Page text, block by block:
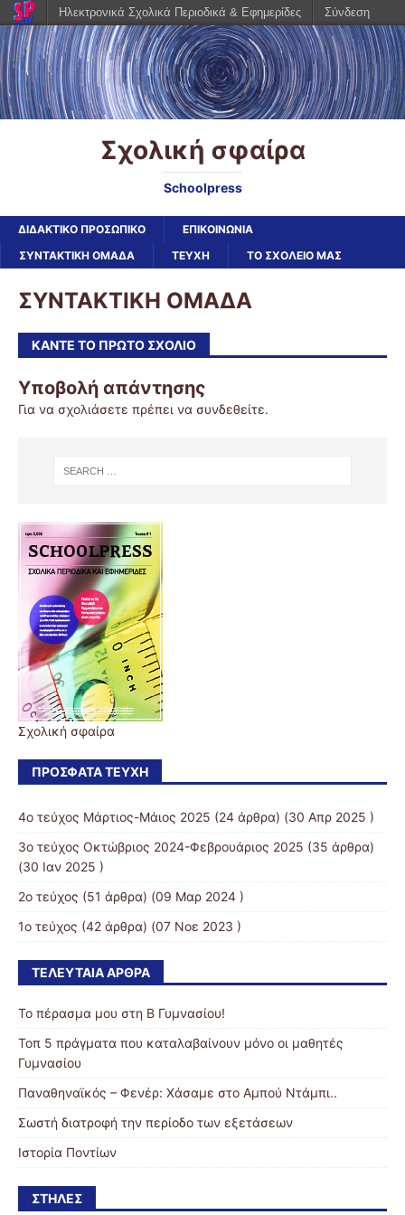
Σχολική σφαίρα
Schoolpress
ΔΙΔΑΚΤΙΚΟ ΠΡΟΣΩΠΙΚΟ
ΕΠΙΚΟΙΝΩΝΙΑ
ΣΥΝΤΑΚΤΙΚΗ ΟΜΑΔΑ
ΤΕΥΧΗ ΤΟ ΣΧΟΛΕΙΟ ΜΑΣ
ΣΥΝΤΑΚΤΙΚΗ ΟΜΑΔΑ
ΚΆΝΤΕ ΤΟ ΠΡΏΤΟ ΣΧΌΛΙΟ
Υποβολή απάντησης
Για να σχολιάσετε πρέπει να συνδεθείτε.
Σχολική σφαίρα
ΠΡΌΣΦΑΤΑ ΤΕΎΧΗ
4o τεύχος Μάρτιος-Μάιος 2025 (24 άρθρα) (30 Απρ 2025 )
3ο τεύχος Οκτώβριος 2024-Φεβρουάριος 2025 (35 άρθρα)
(30 Ιαν 2025 )
2ο τεύχος (51 άρθρα) (09 Μαρ 2024 )
1ο τεύχος (42 άρθρα) (07 Νοε 2023 )
ΤΕΛΕΥΤΑΊΑ ΆΡΘΡΑ
Το πέρασμα μου στη Β Γυμνασίου!
Τοπ 5 πράγματα που καταλαβαίνουν μόνο οι μαθητές
Γυμνασίου
Παναθηναϊκός – Φενέρ: Χάσαμε στο Αμπού Ντάμπι..
Σωστή διατροφή την περίοδο των εξετάσεων
Ιστορία Ποντίων
ΣΤΉΛΕΣ
Ηλεκτρονικά Σχολικά Περιοδικά & Εφημερίδες Σύνδεση